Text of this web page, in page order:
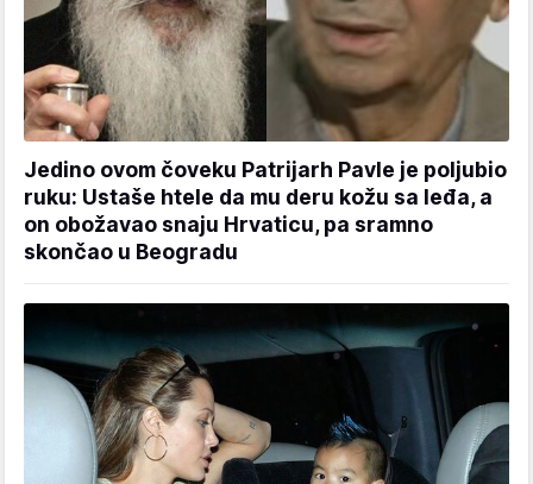
Jedino ovom čoveku Patrijarh Pavle je poljubio
ruku: Ustaše htele da mu deru kožu sa leđa, a
on obožavao snaju Hrvaticu, pa sramno
skončao u Beogradu